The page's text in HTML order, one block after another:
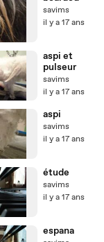
savims
il y a 17 ans
aspi et
pulseur
savims
il y a 17 ans
aspi
savims
il y a 17 ans
étude
savims
il y a 17 ans
espana